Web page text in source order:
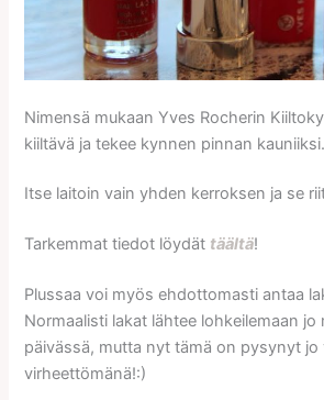
Nimensä mukaan Yves Rocherin
kiiltävä ja tekee kynnen pinnan kauniiksi.
Itse laitoin vain yhden kerroksen ja se
Tarkemmat tiedot löydät täältä!
Plussaa voi myös ehdottomasti antaa
Normaalisti lakat lähtee lohkeilemaan jo
päivässä, mutta nyt tämä on pysynyt jo
virheettömänä!:)